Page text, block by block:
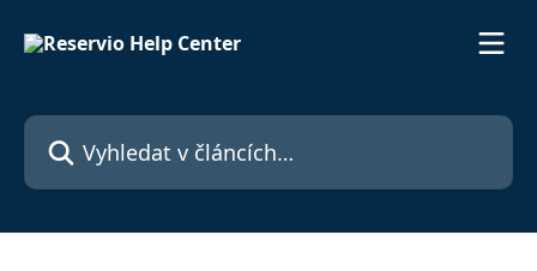
Vyhledat v článcích…